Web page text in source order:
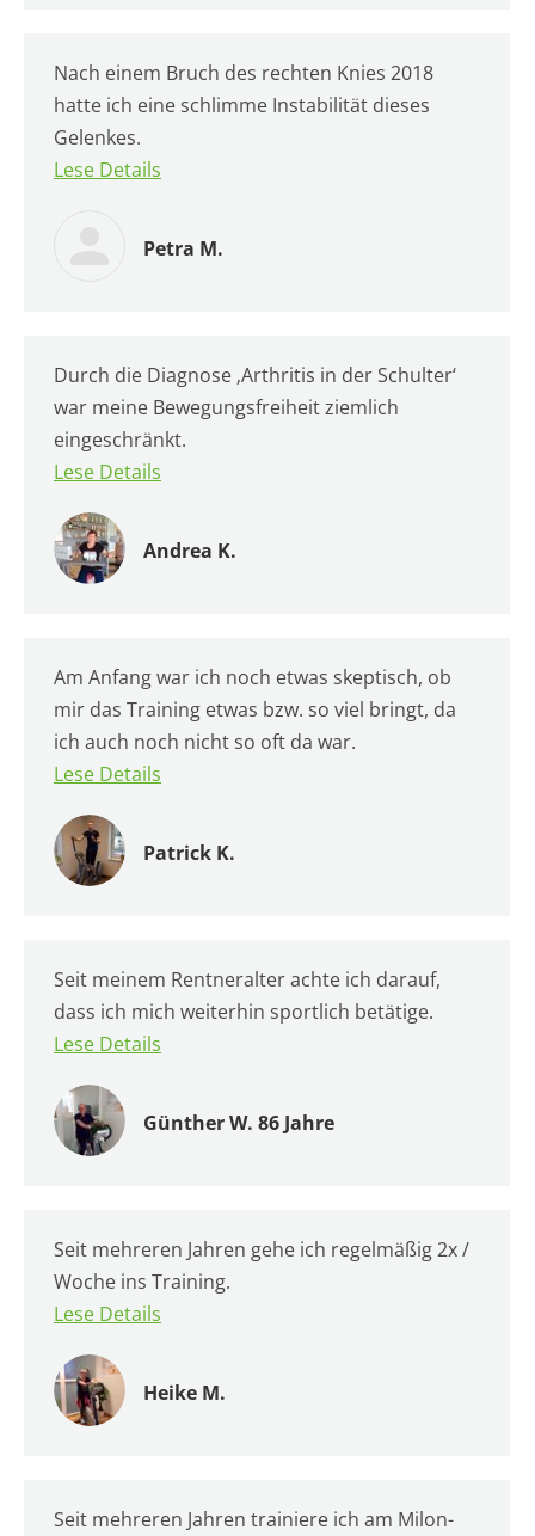
Nach einem Bruch des rechten Knies 2018
hatte ich eine schlimme Instabilität dieses
Gelenkes.
Lese Details
Petra M.
Durch die Diagnose ‚Arthritis in der Schulter‘
war meine Bewegungsfreiheit ziemlich
eingeschränkt.
Lese Details
Andrea K.
Am Anfang war ich noch etwas skeptisch, ob
mir das Training etwas bzw. so viel bringt, da
ich auch noch nicht so oft da war.
Lese Details
Patrick K.
Seit meinem Rentneralter achte ich darauf,
dass ich mich weiterhin sportlich betätige.
Lese Details
Günther W. 86 Jahre
Seit mehreren Jahren gehe ich regelmäßig 2x /
Woche ins Training.
Lese Details
Heike M.
Seit mehreren Jahren trainiere ich am Milon-